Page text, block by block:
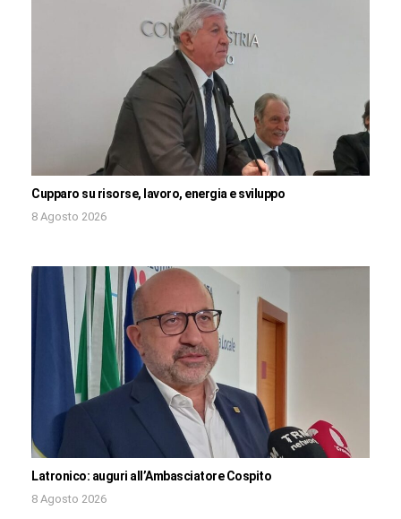
Cupparo su risorse, lavoro, energia e sviluppo
8 Agosto 2026
Latronico: auguri all’Ambasciatore Cospito
8 Agosto 2026